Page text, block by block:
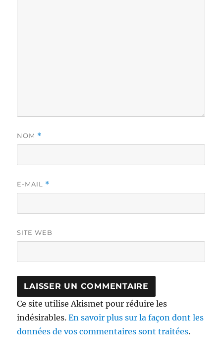
NOM *
E-MAIL *
SITE WEB
Ce site utilise Akismet pour réduire les
indésirables.En savoir plus sur la façon dont les
données de vos commentaires sont traitées.